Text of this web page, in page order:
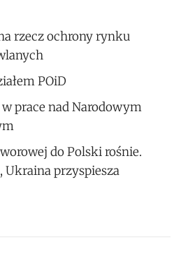
rzecz ochrony rynku
POiD
w prace nad Narodowym
do Polski rośnie.
przyspiesza